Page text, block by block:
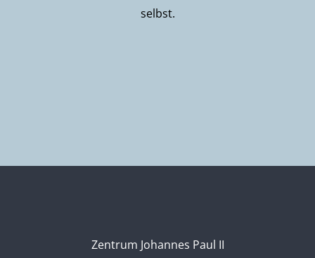
selbst.
Zentrum Johannes Paul II